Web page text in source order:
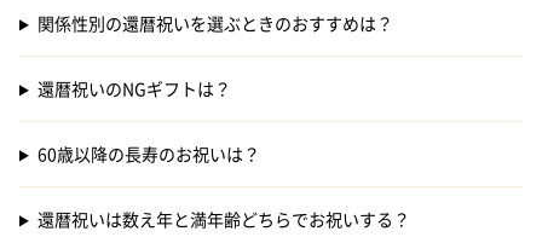
関係性別の還暦祝いを選ぶときのおすすめは？
還暦祝いのNGギフトは？
60歳以降の長寿のお祝いは？
還暦祝いは数え年と満年齢どちらでお祝いする？